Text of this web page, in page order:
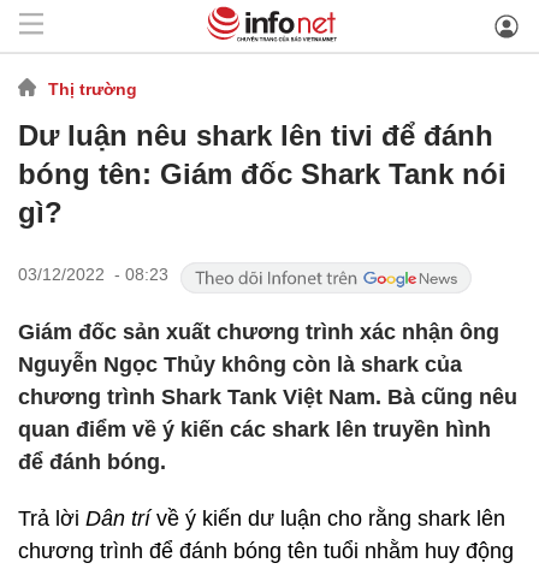
Thị trường
Dư luận nêu shark lên tivi để đánh
bóng tên: Giám đốc Shark Tank nói
gì?
03/12/2022 - 08:23
Giám đốc sản xuất chương trình xác nhận ông
Nguyễn Ngọc Thủy không còn là shark của
chương trình Shark Tank Việt Nam. Bà cũng nêu
quan điểm về ý kiến các shark lên truyền hình
để đánh bóng.
Trả lời Dân trívề ý kiến dư luận cho rằng shark lên
chương trình để đánh bóng tên tuổi nhằm huy động